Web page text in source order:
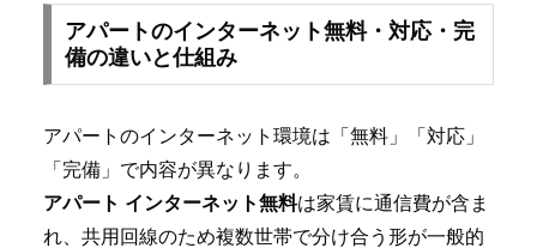
アパートのインターネット無料・対応・完
備の違いと仕組み
アパートのインターネット環境は「無料」「対応」
「完備」で内容が異なります。
アパート インターネット無料は家賃に通信費が含ま
れ、共用回線のため複数世帯で分け合う形が一般的